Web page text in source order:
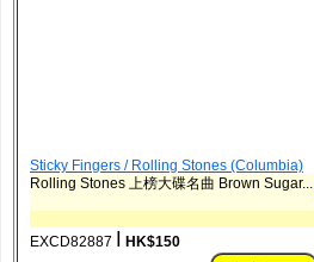
Sticky Fingers / Rolling Stones (Columbia)
Rolling Stones 上榜大碟名曲 Brown Sugar...
EXCD82887 HK$150